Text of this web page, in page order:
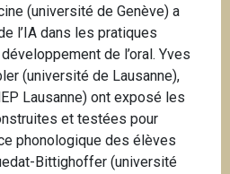
(université de Genève) a
l’IA dans les pratiques
de l’oral. Yves
(université de Lausanne),
Lausanne) ont exposé les
et testées pour
phonologique des élèves
Bittighoffer (université